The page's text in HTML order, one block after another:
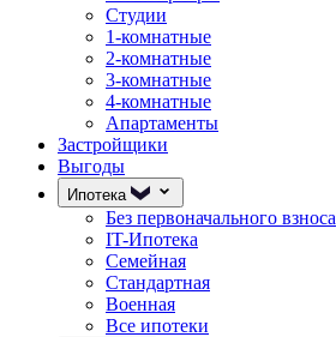
Студии
1-комнатные
2-комнатные
3-комнатные
4-комнатные
Апартаменты
Застройщики
Выгоды
Ипотека
Без первоначального взноса
IT-Ипотека
Семейная
Стандартная
Военная
Все ипотеки